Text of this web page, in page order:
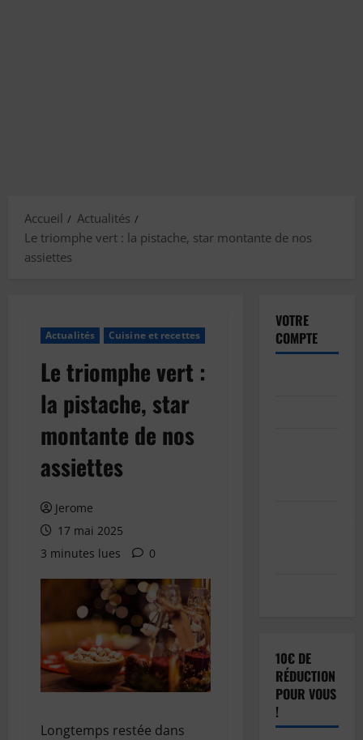
Accueil
Actualités
Le triomphe vert : la pistache, star montante de nos
assiettes
Actualités Cuisine et recettes
Le triomphe vert :
la pistache, star
montante de nos
assiettes
Jerome
17 mai 2025
3 minutes lues
0
Longtemps restée dans
VOTRE
COMPTE
10€ DE
RÉDUCTION
POUR VOUS
!